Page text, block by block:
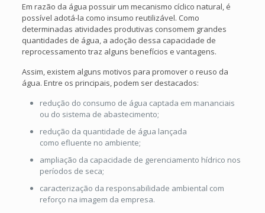
Em razão da água possuir um mecanismo cíclico natural, é
possível adotá-la como insumo reutilizável. Como
determinadas atividades produtivas consomem grandes
quantidades de água, a adoção dessa capacidade de
reprocessamento traz alguns benefícios e vantagens.
Assim, existem alguns motivos para promover o reuso da
água. Entre os principais, podem ser destacados:
redução do consumo de água captada em mananciais
ou do sistema de abastecimento;
redução da quantidade de água lançada
como efluente no ambiente;
ampliação da capacidade de gerenciamento hídrico nos
períodos de seca;
caracterização da responsabilidade ambiental com
reforço na imagem da empresa.